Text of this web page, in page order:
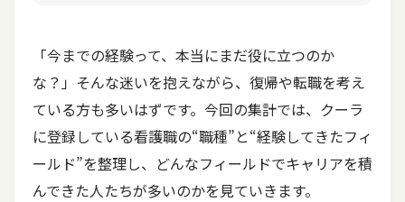
「今までの経験って、本当にまだ役に立つのか
な？」そんな迷いを抱えながら、復帰や転職を考え
ている方も多いはずです。今回の集計では、クーラ
に登録している看護職の“職種”と“経験してきたフィ
ールド”を整理し、どんなフィールドでキャリアを積
んできた人たちが多いのかを見ていきます。